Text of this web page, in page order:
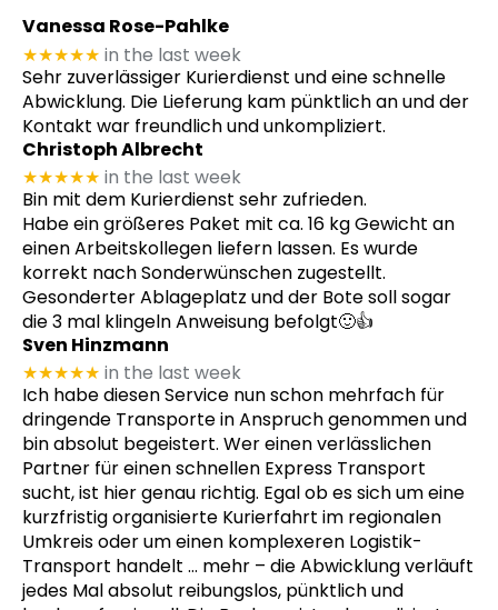
Vanessa Rose-Pahlke
★★★★★ in the last week
Sehr zuverlässiger Kurierdienst und eine schnelle
Abwicklung. Die Lieferung kam pünktlich an und der
Kontakt war freundlich und unkompliziert.
Christoph Albrecht
★★★★★ in the last week
Bin mit dem Kurierdienst sehr zufrieden.
Habe ein größeres Paket mit ca. 16 kg Gewicht an
einen Arbeitskollegen liefern lassen. Es wurde
korrekt nach Sonderwünschen zugestellt.
Gesonderter Ablageplatz und der Bote soll sogar
die 3 mal klingeln Anweisung befolgt🙂👍
Sven Hinzmann
★★★★★ in the last week
Ich habe diesen Service nun schon mehrfach für
dringende Transporte in Anspruch genommen und
bin absolut begeistert. Wer einen verlässlichen
Partner für einen schnellen Express Transport
sucht, ist hier genau richtig. Egal ob es sich um eine
kurzfristig organisierte Kurierfahrt im regionalen
Umkreis oder um einen komplexeren Logistik-
Transport handelt … mehr – die Abwicklung verläuft
jedes Mal absolut reibungslos, pünktlich und